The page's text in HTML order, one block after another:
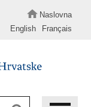
Naslovna
English
Français